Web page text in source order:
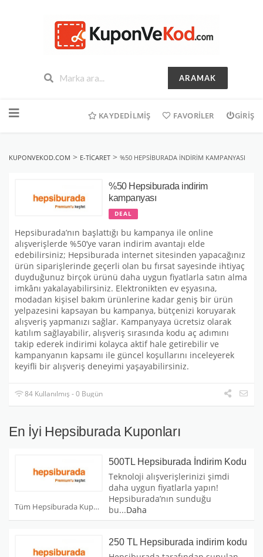
ARAMAK
geç
KAYDEDILMIŞ FAVORILER GIRIŞ
KUPONVEKOD.COM > E-TICARET > %50 HEPSIBURADA INDIRIM KAMPANYASI
%50 Hepsiburada indirim
kampanyası
DEAL
Hepsiburada’nın başlattığı bu kampanya ile online
alışverişlerde %50’ye varan indirim avantajı elde
edebilirsiniz; Hepsiburada internet sitesinden yapacağınız
ürün siparişlerinde geçerli olan bu fırsat sayesinde ihtiyaç
duyduğunuz birçok ürünü daha uygun fiyatlarla satın alma
imkânı yakalayabilirsiniz. Elektronikten ev eşyasına,
modadan kişisel bakım ürünlerine kadar geniş bir ürün
yelpazesini kapsayan bu kampanya, bütçenizi koruyarak
alışveriş yapmanızı sağlar. Kampanyaya ücretsiz olarak
katılım sağlayabilir, alışveriş sırasında kodu aç adımını
takip ederek indirimi kolayca aktif hale getirebilir ve
kampanyanın kapsamı ile güncel koşullarını inceleyerek
keyifli bir alışveriş deneyimi yaşayabilirsiniz.
84 Kullanılmış - 0 Bugün
En İyi Hepsiburada Kuponları
Tüm Hepsiburada Kuponları
500TL Hepsiburada İndirim Kodu
Teknoloji alışverişlerinizi şimdi
daha uygun fiyatlarla yapın!
Hepsiburada’nın sunduğu
bu...Daha
250 TL Hepsiburada indirim kodu